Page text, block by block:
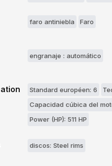
faro antiniebla Faro
engranaje : automático
Standard européen: 6
Capacidad cúbica del
Power (HP): 511 HP
discos: Steel rims